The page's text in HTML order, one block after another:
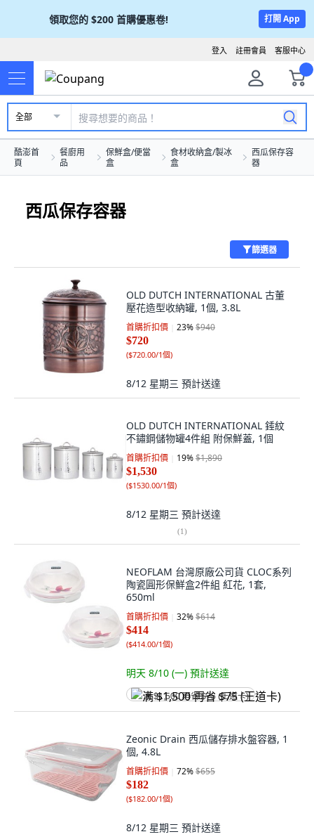
領取您的 $200 首購優惠卷! 打開 App
客服中心
註冊會員
登入
全部
酷澎首
頁
餐廚用
品
保鮮盒/便當
盒
食材收納盒/製冰
盒
西瓜保存容
器
西瓜保存容器
篩選器
OLD DUTCH INTERNATIONAL 古董
壓花造型收納罐, 1個, 3.8L
首購折扣價 23%$940
$720
($720.00/1個)
8/12 星期三 預計送達
OLD DUTCH INTERNATIONAL 錘紋
不鏽鋼儲物罐4件組 附保鮮蓋, 1個
首購折扣價 19%$1,890
$1,530
($1530.00/1個)
8/12 星期三 預計送達
(1)
NEOFLAM 台灣原廠公司貨 CLOC系列
陶瓷圓形保鮮盒2件組 紅花, 1套,
650ml
首購折扣價 32%$614
$414
($414.00/1個)
明天 8/10 (一) 預計送達
满 $1,500 再省 $75 (王道卡)
Zeonic Drain 西瓜儲存排水盤容器, 1
個, 4.8L
首購折扣價 72%$655
$182
($182.00/1個)
8/12 星期三 預計送達